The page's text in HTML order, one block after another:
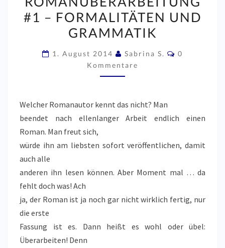
#1
FORMALITÄTEN
GRAMMATIK
#1 – FORMALITÄTEN UND
GRAMMATIK
1. August 2014 Sabrina S.
0
Kommentare
Welcher Romanautor kennt das nicht? Man
beendet nach ellenlanger Arbeit endlich einen
Roman. Man freut sich,
würde ihn am liebsten sofort veröffentlichen, damit
auch alle
anderen ihn lesen können. Aber Moment mal … da
fehlt doch was! Ach
ja, der Roman ist ja noch gar nicht wirklich fertig, nur
die erste
Fassung ist es. Dann heißt es wohl oder übel:
Überarbeiten! Denn